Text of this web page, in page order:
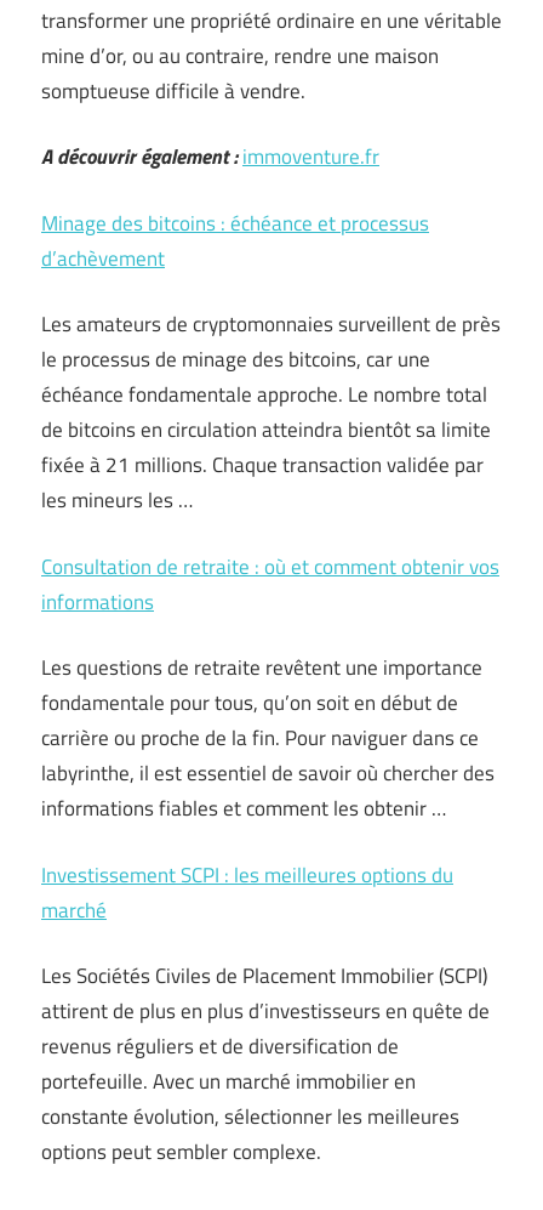
transformer une propriété ordinaire en une véritable
mine d’or, ou au contraire, rendre une maison
somptueuse difficile à vendre.
A découvrir également :immoventure.fr
Minage des bitcoins : échéance et processus
d’achèvement
Les amateurs de cryptomonnaies surveillent de près
le processus de minage des bitcoins, car une
échéance fondamentale approche. Le nombre total
de bitcoins en circulation atteindra bientôt sa limite
fixée à 21 millions. Chaque transaction validée par
les mineurs les …
Consultation de retraite : où et comment obtenir vos
informations
Les questions de retraite revêtent une importance
fondamentale pour tous, qu’on soit en début de
carrière ou proche de la fin. Pour naviguer dans ce
labyrinthe, il est essentiel de savoir où chercher des
informations fiables et comment les obtenir …
Investissement SCPI : les meilleures options du
marché
Les Sociétés Civiles de Placement Immobilier (SCPI)
attirent de plus en plus d’investisseurs en quête de
revenus réguliers et de diversification de
portefeuille. Avec un marché immobilier en
constante évolution, sélectionner les meilleures
options peut sembler complexe.